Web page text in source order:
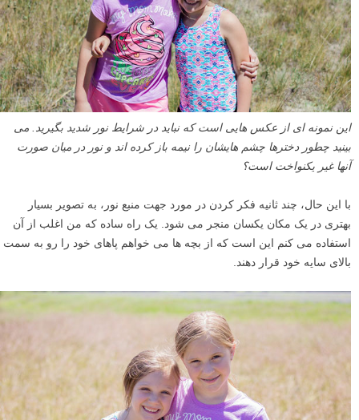
این نمونه ای از عکس هایی است که نباید در شرایط نور شدید بگیرید. می
بینید چطور دخترها چشم هایشان را نیمه باز کرده اند و نور در میان صورت
آنها غیر یکنواخت است؟
با این حال، چند ثانیه فکر کردن در مورد جهت منبع نور، به تصویر بسیار
بهتری در یک مکان یکسان منجر می شود. یک راه ساده که من اغلب از آن
استفاده می کنم این است که از بچه ها می خواهم پاهای خود را رو به سمت
بالای سایه خود قرار دهند.